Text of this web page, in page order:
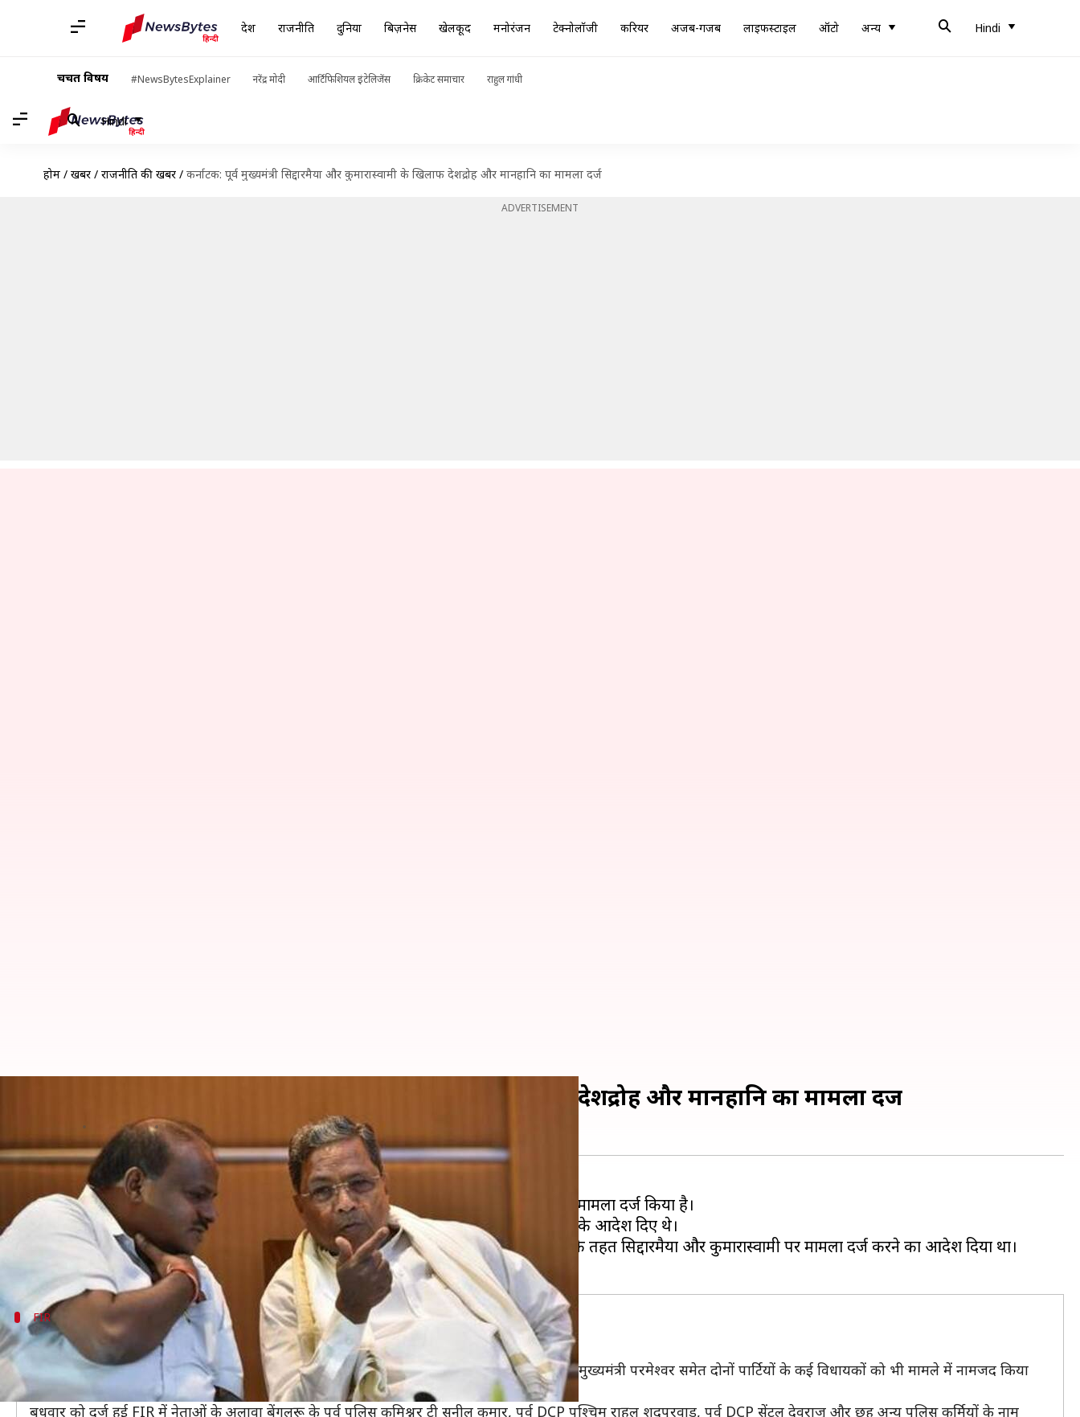
देश राजनीति दुनिया बिज़नेस खेलकूद मनोरंजन टेक्नोलॉजी करियर अजब-गजब लाइफस्टाइल ऑटो अन्य Hindi
चर्चित विषय #NewsBytesExplainer नरेंद्र मोदी आर्टिफिशियल इंटेलिजेंस क्रिकेट समाचार राहुल गांधी
Hindi
होम / खबरें / राजनीति की खबरें / कर्नाटक: पूर्व मुख्यमंत्री सिद्दारमैया और कुमारास्वामी के खिलाफ देशद्रोह और मानहानि का मामला दर्ज
ADVERTISEMENT
कर्नाटक: पूर्व मुख्यमंत्री सिद्दारमैया और कुमारास्वामी के खिलाफ देशद्रोह और मानहानि का मामला दर्ज
Nov 29, 2019 12:07 pm
क्या है खबर?
बेंगलुरू पुलिस ने राज्य के दो पूर्व मुख्यमंत्रियों समेत 23 लोगों के खिलाफ देशद्रोह और मानहानि का मामला दर्ज किया है।
एक निचली अदालत ने पुलिस को के सिद्दारमैया और एचडी कुमारास्वामी के खिलाफ FIR दर्ज करने के आदेश दिए थे।
शिकायत पर सुनवाई करते हुए अदालत ने पुलिस को भारतीय दंड संहिता की अलग-अलग धाराओं के तहत सिद्दारमैया और कुमारास्वामी पर मामला दर्ज करने का आदेश दिया था।
FIR
FIR में शामिल हैं इन नेताओं और पुलिसकर्मियों के नाम
दोनों पूर्व मुख्यमंत्रियों के अलावा कर्नाटक कांग्रेस प्रमुख दिनेश गुंडु राव, वरिष्ठ नेता डीके शिवकुमार, पूर्व उपमुख्यमंत्री परमेश्वर समेत दोनों पार्टियों के कई विधायकों को भी मामले में नामजद किया
गया है।
बुधवार को दर्ज हुई FIR में नेताओं के अलावा बेंगलुरू के पूर्व पुलिस कमिश्नर टी सुनील कुमार, पूर्व DCP पश्चिम राहुल शदपुरवाड, पूर्व DCP सेंट्रल देवराजू और छह अन्य पुलिस कर्मियों के नाम